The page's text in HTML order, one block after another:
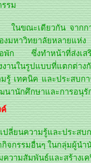
รม
ยวกัน จากการศึกษ
งมหาวิทยาลัยหลายแ
พัก ซึ่งทำหน้าที่ส่งเสริ
งานในรูปแบบที่แตกต่
มรู้ เทคนิค และประสบก
นานักศึกษาและการอนุรั
ปลี่ยนความรู้และประส
กิจกรรมอื่นๆ ในกลุ่มผู้นำ
ความสัมพันธ์และสร้าง